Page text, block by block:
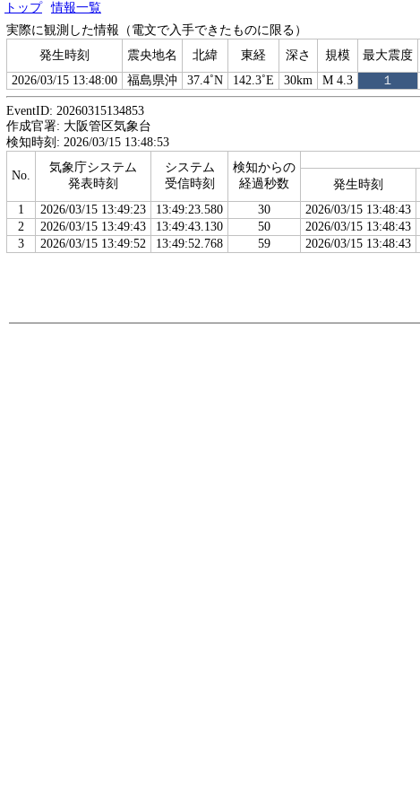
トップ
情報一覧
実際に観測した情報（電文で入手できたものに限る）
発生時刻
震央地名 北緯 東経 深さ 規模 最大震度
2026/03/15 13:48:00
福島県沖 37.4˚N 142.3˚E 30km M 4.3 １
EventID: 20260315134853
作成官署: 大阪管区気象台
検知時刻: 2026/03/15 13:48:53
No.
気象庁システム
発表時刻
システム
受信時刻
検知からの
経過秒数
発生時刻
1
2026/03/15 13:49:23 13:49:23.580 30 2026/03/15 13:48:43
2
2026/03/15 13:49:43 13:49:43.130 50 2026/03/15 13:48:43
3
2026/03/15 13:49:52 13:49:52.768 59 2026/03/15 13:48:43